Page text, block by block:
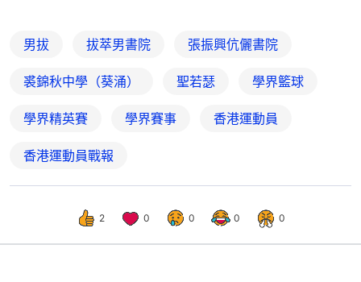
男拔 拔萃男書院 張振興伉儷書院
裘錦秋中學（葵涌） 聖若瑟 學界籃球
學界精英賽 學界賽事 香港運動員
香港運動員戰報
2 0 0 0 0